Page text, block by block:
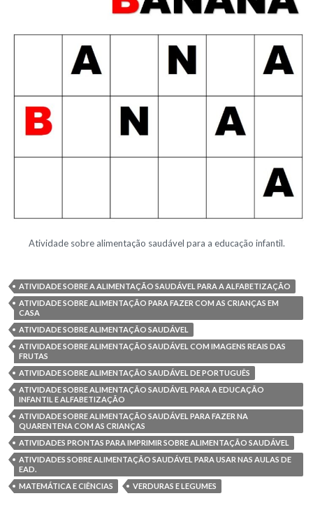
Atividade sobre alimentação saudável para a educação infantil.
ATIVIDADE SOBRE A ALIMENTAÇÃO SAUDÁVEL PARA A ALFABETIZAÇÃO
ATIVIDADE SOBRE ALIMENTAÇÃO PARA FAZER COM AS CRIANÇAS EM
CASA
ATIVIDADE SOBRE ALIMENTAÇÃO SAUDÁVEL
ATIVIDADE SOBRE ALIMENTAÇÃO SAUDÁVEL COM IMAGENS REAIS DAS
FRUTAS
ATIVIDADE SOBRE ALIMENTAÇÃO SAUDÁVEL DE PORTUGUÊS
ATIVIDADE SOBRE ALIMENTAÇÃO SAUDÁVEL PARA A EDUCAÇÃO
INFANTIL E ALFABETIZAÇÃO
ATIVIDADE SOBRE ALIMENTAÇÃO SAUDÁVEL PARA FAZER NA
QUARENTENA COM AS CRIANÇAS
ATIVIDADES PRONTAS PARA IMPRIMIR SOBRE ALIMENTAÇÃO SAUDÁVEL
ATIVIDADES SOBRE ALIMENTAÇÃO SAUDÁVEL PARA USAR NAS AULAS DE
EAD.
MATEMÁTICA E CIÊNCIAS
VERDURAS E LEGUMES